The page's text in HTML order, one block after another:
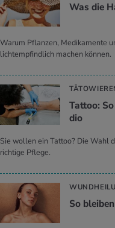
Was die
Warum Pflanzen, Medikamente
lichtempfindlich machen können.
Tat­too:
dio
Sie wollen ein Tattoo? Die Wahl
richtige Pflege.
So